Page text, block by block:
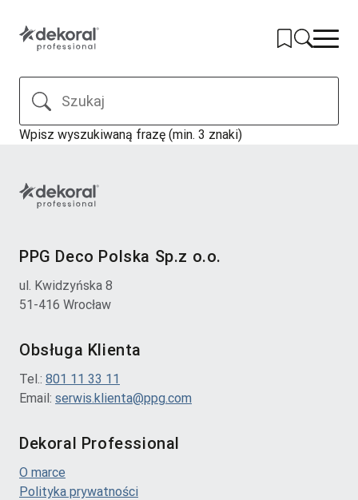
głównej
PRODUKTY
SYSTEMY
NARZĘDZIA
GDZIE KUPIĆ
KONTAKT
Wpisz wyszukiwaną frazę (min. 3 znaki)
PPG Deco Polska Sp.z o.o.
ul. Kwidzyńska 8
51-416 Wrocław
Obsługa Klienta
Tel.: 801 11 33 11
Email: serwis.klienta@ppg.com
Dekoral Professional
O marce
Polityka prywatności